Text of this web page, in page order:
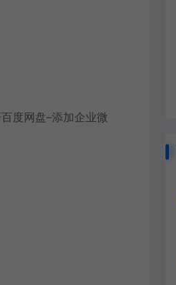
度网盘–添加企业微